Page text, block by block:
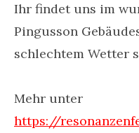
Ihr findet uns im
Pingusson
schlechtem Wetter
Mehr unter
https://